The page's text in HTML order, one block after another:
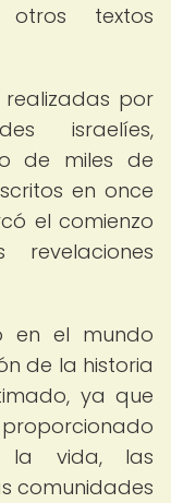
textos
realizadas por
israelíes,
de miles de
en once
el comienzo
en el mundo
de la historia
ya que
proporcionado
la vida, las
comunidades